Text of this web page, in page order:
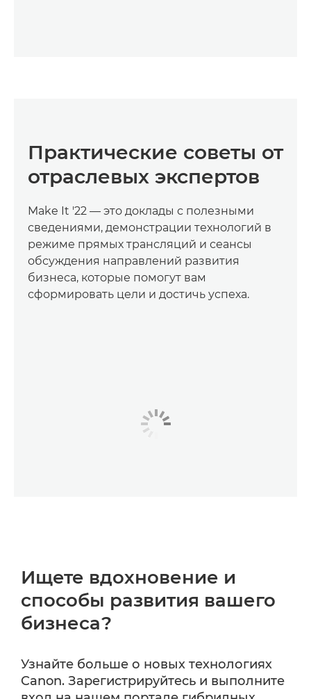
Практические советы от
отраслевых экспертов
Make It '22 — это доклады с полезными
сведениями, демонстрации технологий в
режиме прямых трансляций и сеансы
обсуждения направлений развития
бизнеса, которые помогут вам
сформировать цели и достичь успеха.
Ищете вдохновение и
способы развития вашего
бизнеса?
Узнайте больше о новых технологиях
Canon. Зарегистрируйтесь и выполните